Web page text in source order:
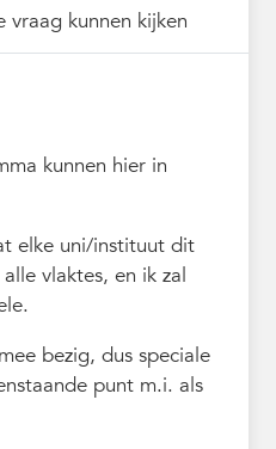
vraag kunnen kijken
kunnen hier in
elke uni/instituut dit
vlaktes, en ik zal
bezig, dus speciale
punt m.i. als